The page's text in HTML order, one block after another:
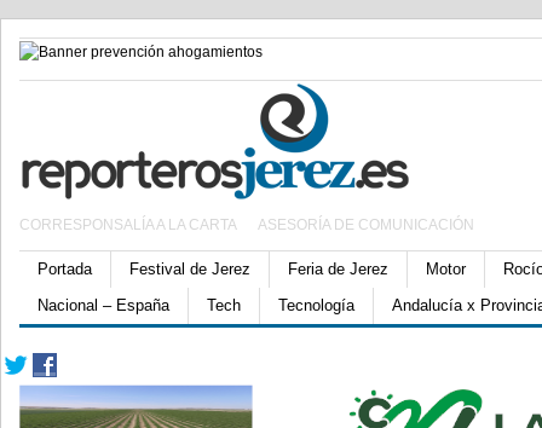
CORRESPONSALÍA A LA CARTA ASESORÍA DE COMUNICACIÓN
Portada Festival de Jerez Feria de Jerez Motor
Nacional – España
Tech Tecnología Andalucía x